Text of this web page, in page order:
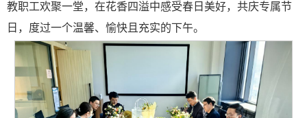
教职工欢聚一堂，在花香四溢中感受春日美好，共庆专属节
日，度过一个温馨、愉快且充实的下午。